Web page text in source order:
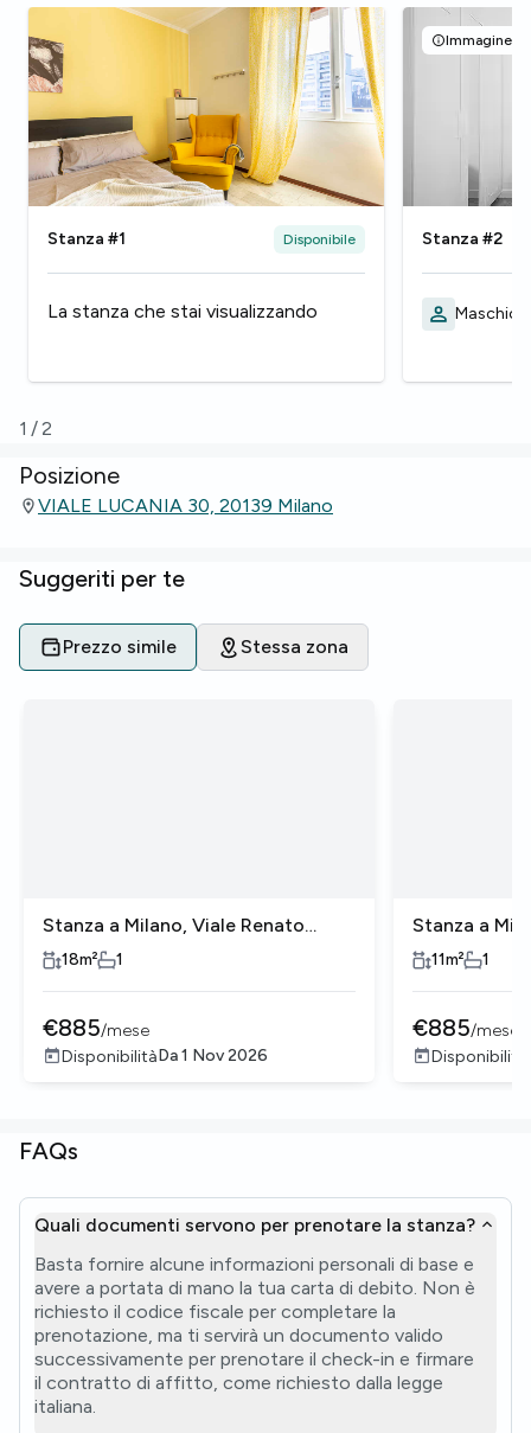
Stanza #1 Disponibile
La stanza che stai visualizzando
Immagine
Stanza #2
Maschio,
1/2
Posizione
VIALE LUCANIA 30, 20139 Milano
Suggeriti per te
Prezzo simile Stessa zona
Stanza a Milano, Viale Renato
Serra
18m² 1
€885/mese
DisponibilitàDa1 Nov 2026
Stanza a
Fornari
11m² 1
€885/mese
Disponibilità
FAQs
Quali documenti servono per prenotare la stanza?
Basta fornire alcune informazioni personali di base e
avere a portata di mano la tua carta di debito. Non è
richiesto il codice fiscale per completare la
prenotazione, ma ti servirà un documento valido
successivamente per prenotare il check-in e firmare
il contratto di affitto, come richiesto dalla legge
italiana.